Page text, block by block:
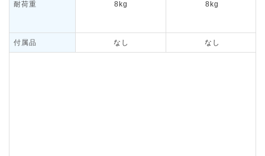
耐荷重 8kg 8kg
付属品 なし なし